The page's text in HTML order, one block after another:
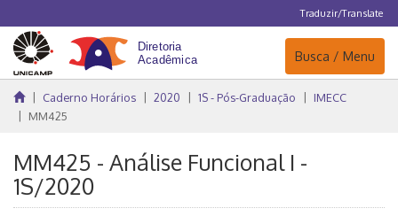
Traduzir/Translate
Navegação
Busca / Menu
Caderno Horários 2020 1S - Pós-Graduação
IMECC
MM425
MM425 - Análise Funcional I -
1S/2020